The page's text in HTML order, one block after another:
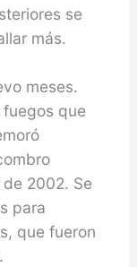
se
más.
meses.
que
2002. Se
para
que fueron